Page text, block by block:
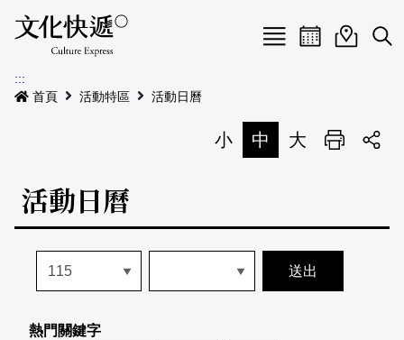
Menu
最新公告
本期專題
歷史專題
活動特區
活動列表
關於我們
活動日曆活動地圖
展
:::
首頁
活動特區 活動日曆
小 中 大 列印
活動日曆
熱門關鍵字